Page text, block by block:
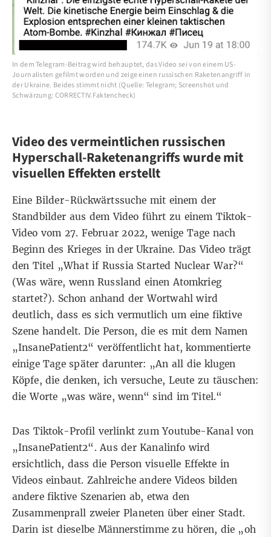
In dem Telegram-Beitrag wird behauptet, das Video sei von einem US-
Journalisten gefilmt worden und zeige einen russischen Raketenangriff in
der Ukraine. Beides stimmt nicht (Quelle: Telegram; Screenshot und
Schwärzung: CORRECTIV.Faktencheck)
Video des vermeintlichen russischen
Hyperschall-Raketenangriffs wurde mit
visuellen Effekten erstellt
EineBilder-Rückwärtssuche mit einem der
Standbilder aus dem Video führt zu einem Tiktok-
Video vom 27. Februar 2022, wenige Tage nach
Beginn des Krieges in der Ukraine. Das Video trägt
den Titel „What if Russia Started Nuclear War?“
(Was wäre, wenn Russland einen Atomkrieg
startet?). Schon anhand der Wortwahl wird
deutlich, dass es sich vermutlich um eine fiktive
Szene handelt. Die Person, die es mit dem Namen
„InsanePatient2“ veröffentlicht hat, kommentierte
einige Tage später darunter: „An all die klugen
Köpfe, die denken, ich versuche, Leute zu täuschen:
die Worte „was wäre, wenn“ sind im Titel.“
Das Tiktok-Profil verlinkt zumYoutube-Kanalvon
„InsanePatient2“. Aus der Kanalinfo wird
ersichtlich, dass die Person visuelle Effekte in
Videos einbaut. Zahlreiche andere Videos bilden
andere fiktive Szenarien ab, etwa den
Zusammenprall zweier Planeten über einer Stadt.
Darin ist dieselbe Männerstimme zu hören, die „oh